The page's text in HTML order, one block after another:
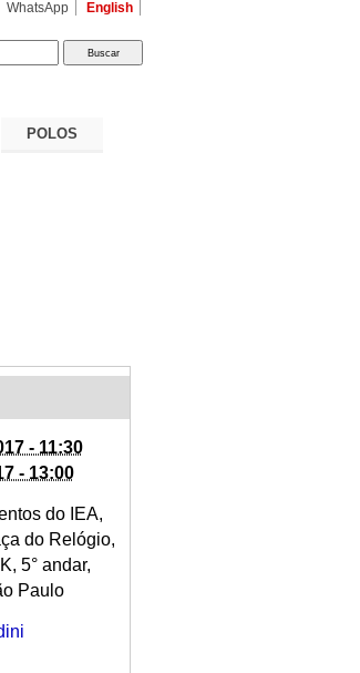
WhatsApp English
POLOS
- 11:30
- 13:00
do IEA,
do Relógio,
5° andar,
Paulo